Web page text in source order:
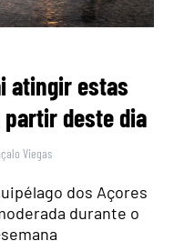
atingir estas
deste dia
Viegas
dos Açores
durante o